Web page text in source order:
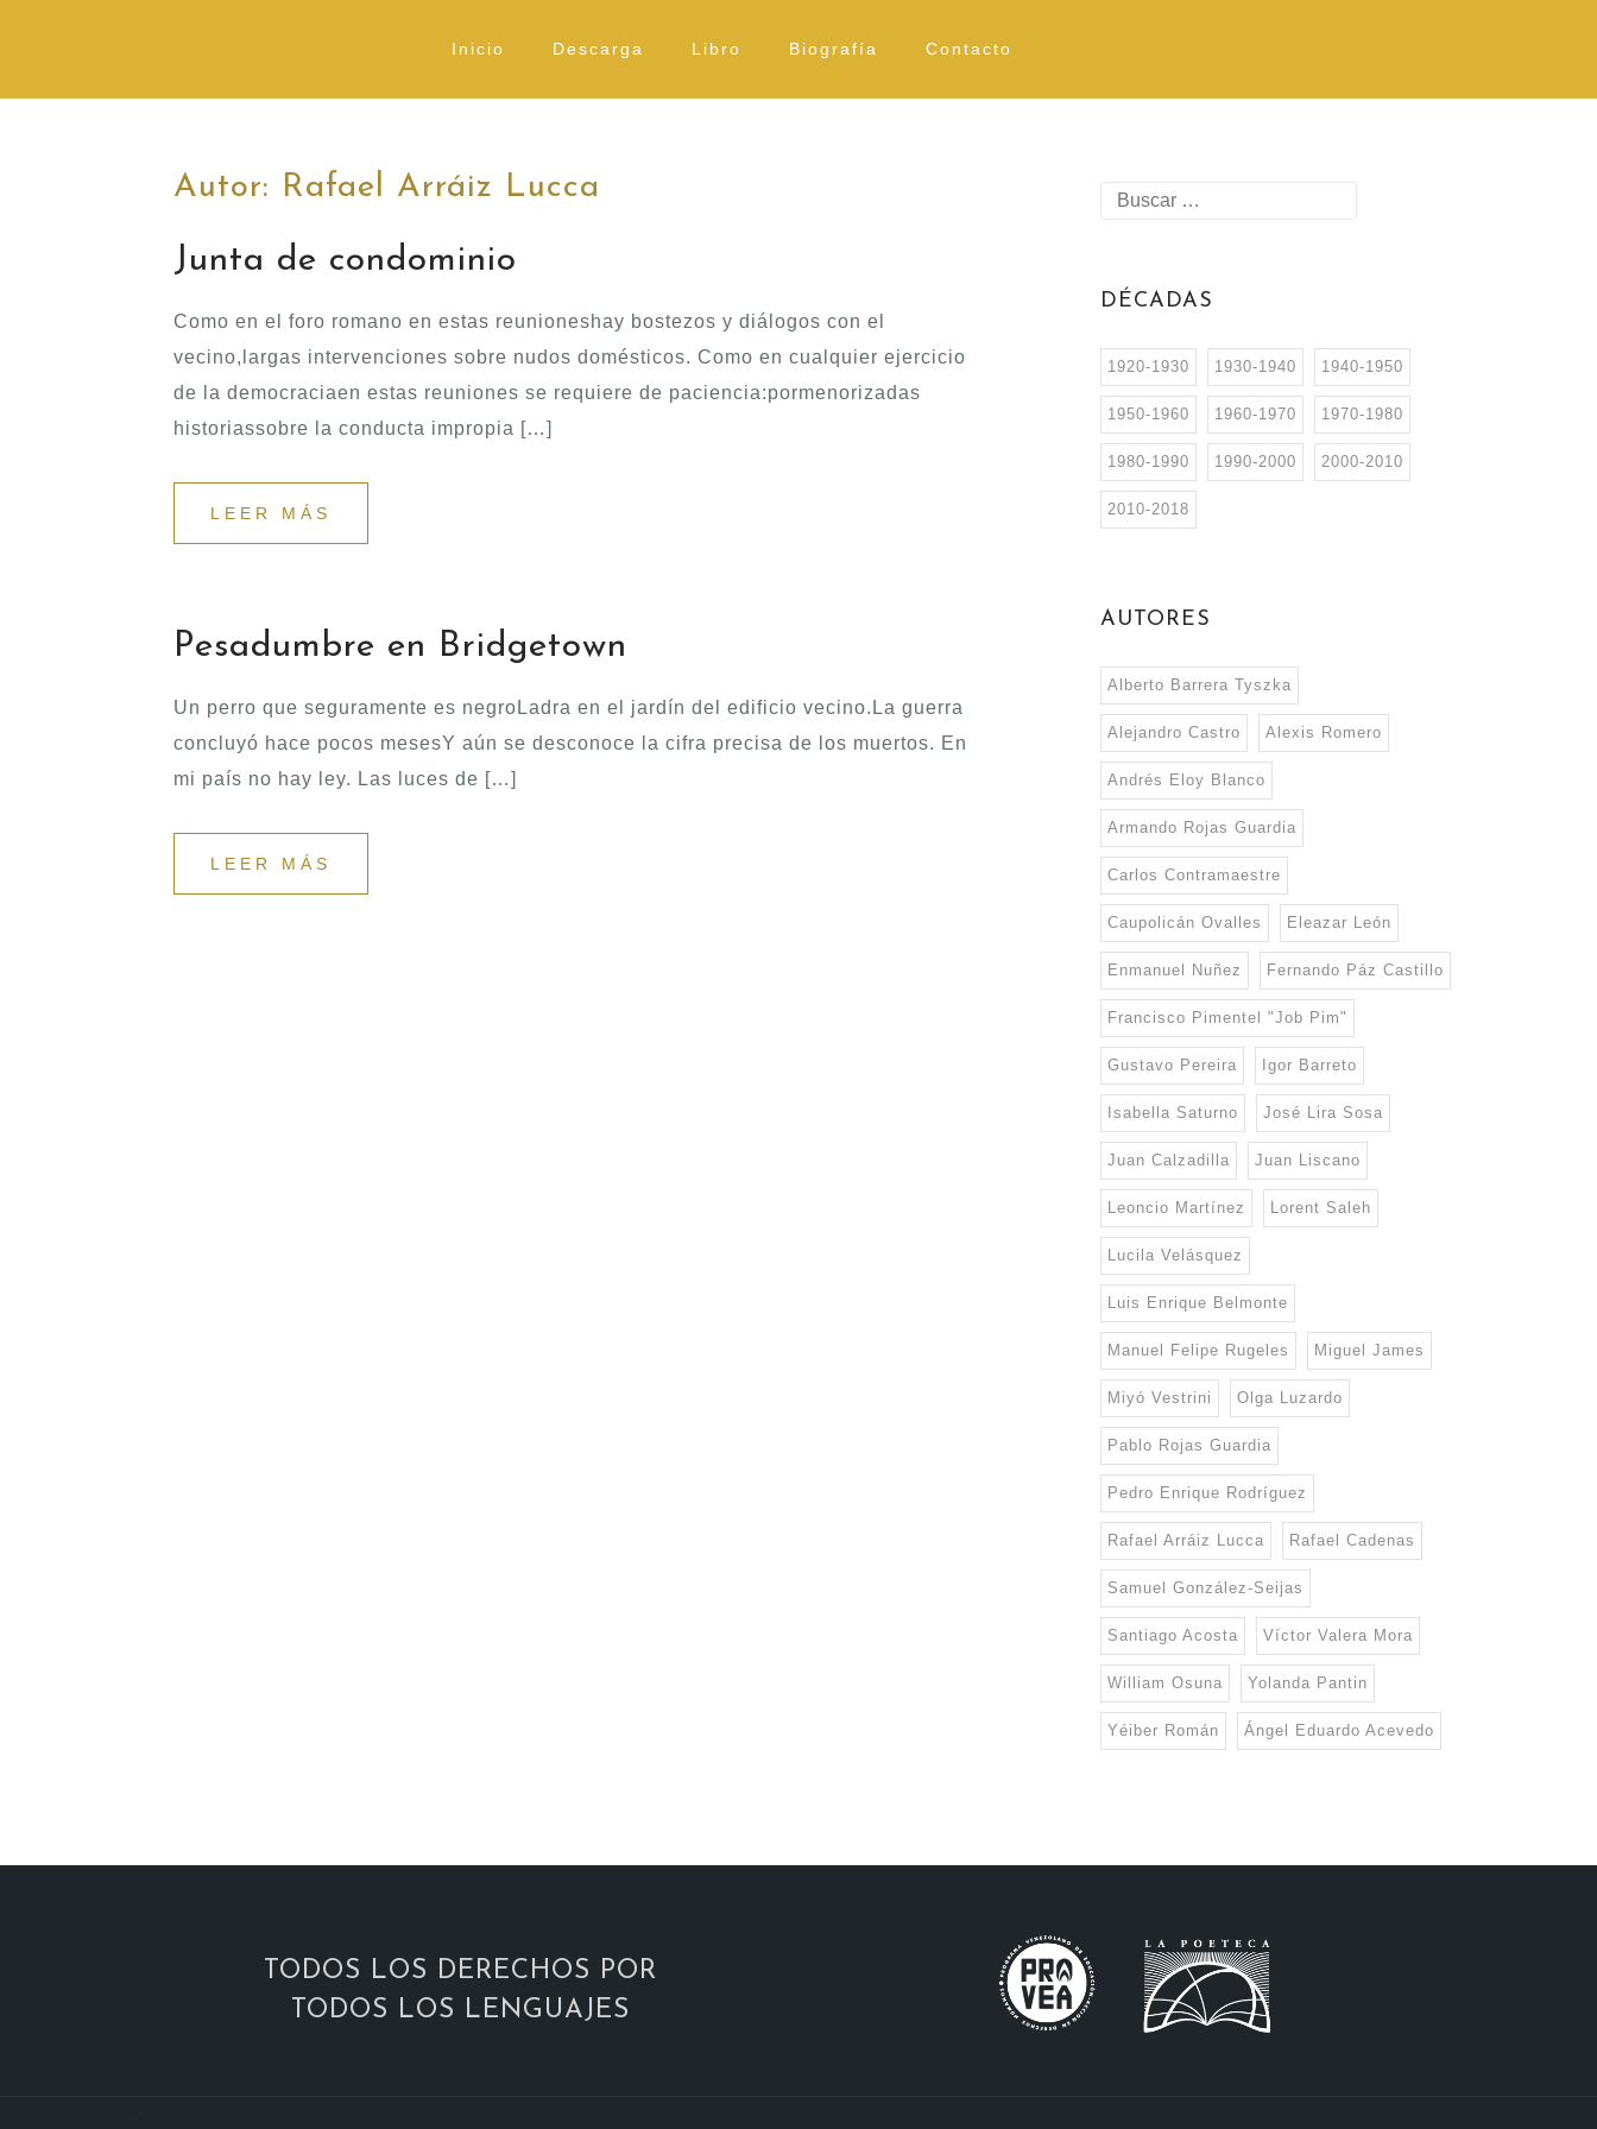
Inicio Descarga Libro Biografía Contacto
Autor: Rafael Arráiz Lucca
Junta de condominio
Como en el foro romano en estas reunioneshay bostezos y diálogos con el
vecino,largas intervenciones sobre nudos domésticos. Como en cualquier ejercicio
de la democraciaen estas reuniones se requiere de paciencia:pormenorizadas
historiassobre la conducta impropia […]
LEER MÁS
Pesadumbre en Bridgetown
Un perro que seguramente es negroLadra en el jardín del edificio vecino.La guerra
concluyó hace pocos mesesY aún se desconoce la cifra precisa de los muertos. En
mi país no hay ley. Las luces de […]
LEER MÁS
DÉCADAS
1920-1930 1930-1940 1940-1950
1950-1960 1960-1970 1970-1980
1980-1990 1990-2000 2000-2010
2010-2018
AUTORES
Alberto Barrera Tyszka
Alejandro Castro Alexis Romero
Andrés Eloy Blanco
Armando Rojas Guardia
Carlos Contramaestre
Caupolicán Ovalles Eleazar León
Enmanuel Nuñez Fernando Páz Castillo
Francisco Pimentel "Job Pim"
Gustavo Pereira Igor Barreto
Isabella Saturno José Lira Sosa
Juan Calzadilla Juan Liscano
Leoncio Martínez Lorent Saleh
Lucila Velásquez
Luis Enrique Belmonte
Manuel Felipe Rugeles Miguel James
Miyó Vestrini Olga Luzardo
Pablo Rojas Guardia
Pedro Enrique Rodríguez
Rafael Arráiz Lucca Rafael Cadenas
Samuel González-Seijas
Santiago Acosta Víctor Valera Mora
William Osuna Yolanda Pantin
Yéiber Román Ángel Eduardo Acevedo
TODOS LOS DERECHOS POR
TODOS LOS LENGUAJES